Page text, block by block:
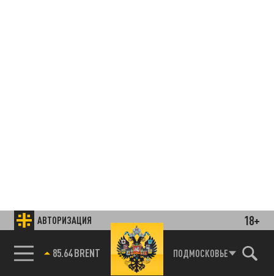
АВТОРИЗАЦИЯ 18+
85.64 BRENT ПОДМОСКОВЬЕ